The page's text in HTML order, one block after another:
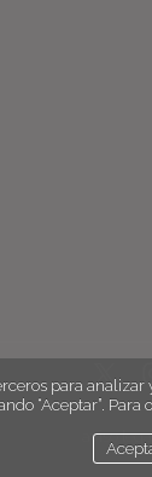
aviso
para
“Aceptar”.